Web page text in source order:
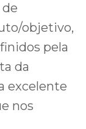
objetivo,
pela
da
excelente
nos